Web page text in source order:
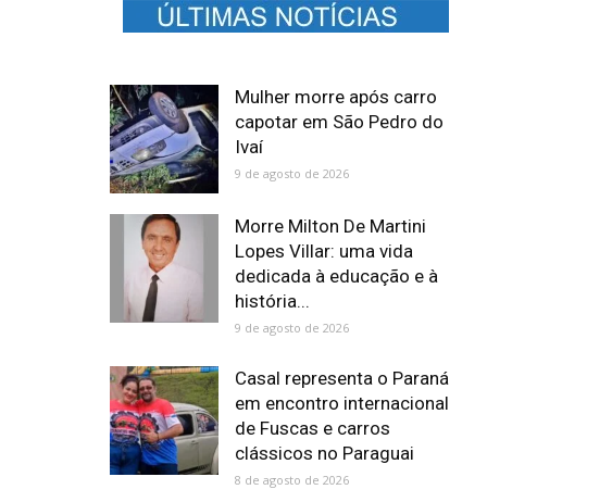
Mulher morre após carro
capotar em São Pedro do
Ivaí
9 de agosto de 2026
Morre Milton De Martini
Lopes Villar: uma vida
dedicada à educação e à
história...
9 de agosto de 2026
Casal representa o Paraná
em encontro internacional
de Fuscas e carros
clássicos no Paraguai
8 de agosto de 2026